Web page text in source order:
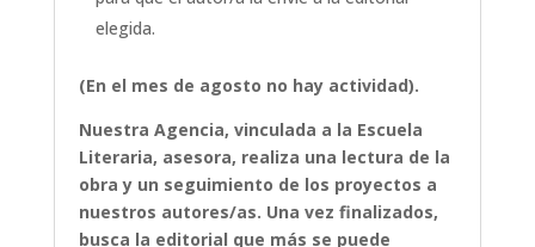
elegida.
(En el mes de agosto no hay actividad).
Nuestra Agencia, vinculada a la Escuela
Literaria, asesora, realiza una lectura de la
obra y un seguimiento de los proyectos a
nuestros autores/as. Una vez finalizados,
busca la editorial que más se puede